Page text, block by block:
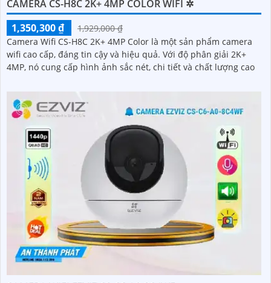
CAMERA CS-H8C 2K+ 4MP COLOR WIFI ✲
1,350,300 ₫
1,929,000 ₫
Camera Wifi CS-H8C 2K+ 4MP Color là một sản phẩm camera
wifi cao cấp, đáng tin cậy và hiệu quả. Với độ phân giải 2K+
4MP, nó cung cấp hình ảnh sắc nét, chi tiết và chất lượng cao